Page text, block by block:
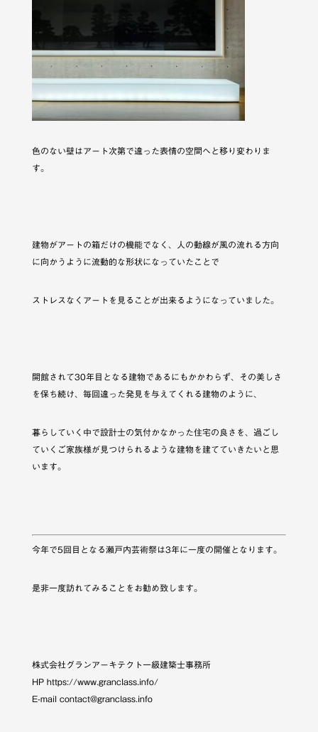
色のない壁はアート次第で違った表情の空間へと移り変わりま
す。
建物がアートの箱だけの機能でなく、人の動線が風の流れる方向
に向かうように流動的な形状になっていたことで
ストレスなくアートを見ることが出来るようになっていました。
開館されて30年目となる建物であるにもかかわらず、その美しさ
を保ち続け、毎回違った発見を与えてくれる建物のように、
暮らしていく中で設計士の気付かなかった住宅の良さを、過ごし
ていくご家族様が見つけられるような建物を建てていきたいと思
います。
今年で5回目となる瀬戸内芸術祭は3年に一度の開催となります。
是非一度訪れてみることをお勧め致します。
株式会社グランアーキテクト一級建築士事務所
HP https://www.granclass.info/
E-mail contact@granclass.info